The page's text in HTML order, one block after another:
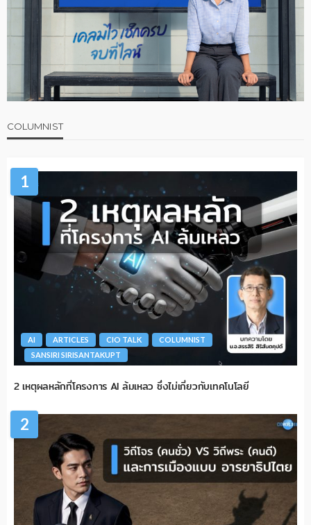
COLUMNIST
1
AI ARTICLES CIO TALK
COLUMNIST
SANSIRI SIRISANTAKUPT
2 เหตุผลหลักที่โครงการ AI ล้มเหลว ซึ่งไม่เกี่ยวกับเทคโนโลยี
2